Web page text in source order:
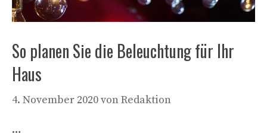
So planen Sie die Beleuchtung für Ihr
Haus
4. November 2020vonRedaktion
…